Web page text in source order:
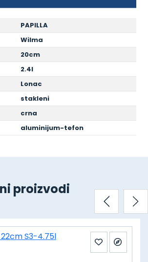
PAPILLA
Wilma
20cm
2.4l
Lonac
stakleni
crna
aluminijum-tefon
proizvodi